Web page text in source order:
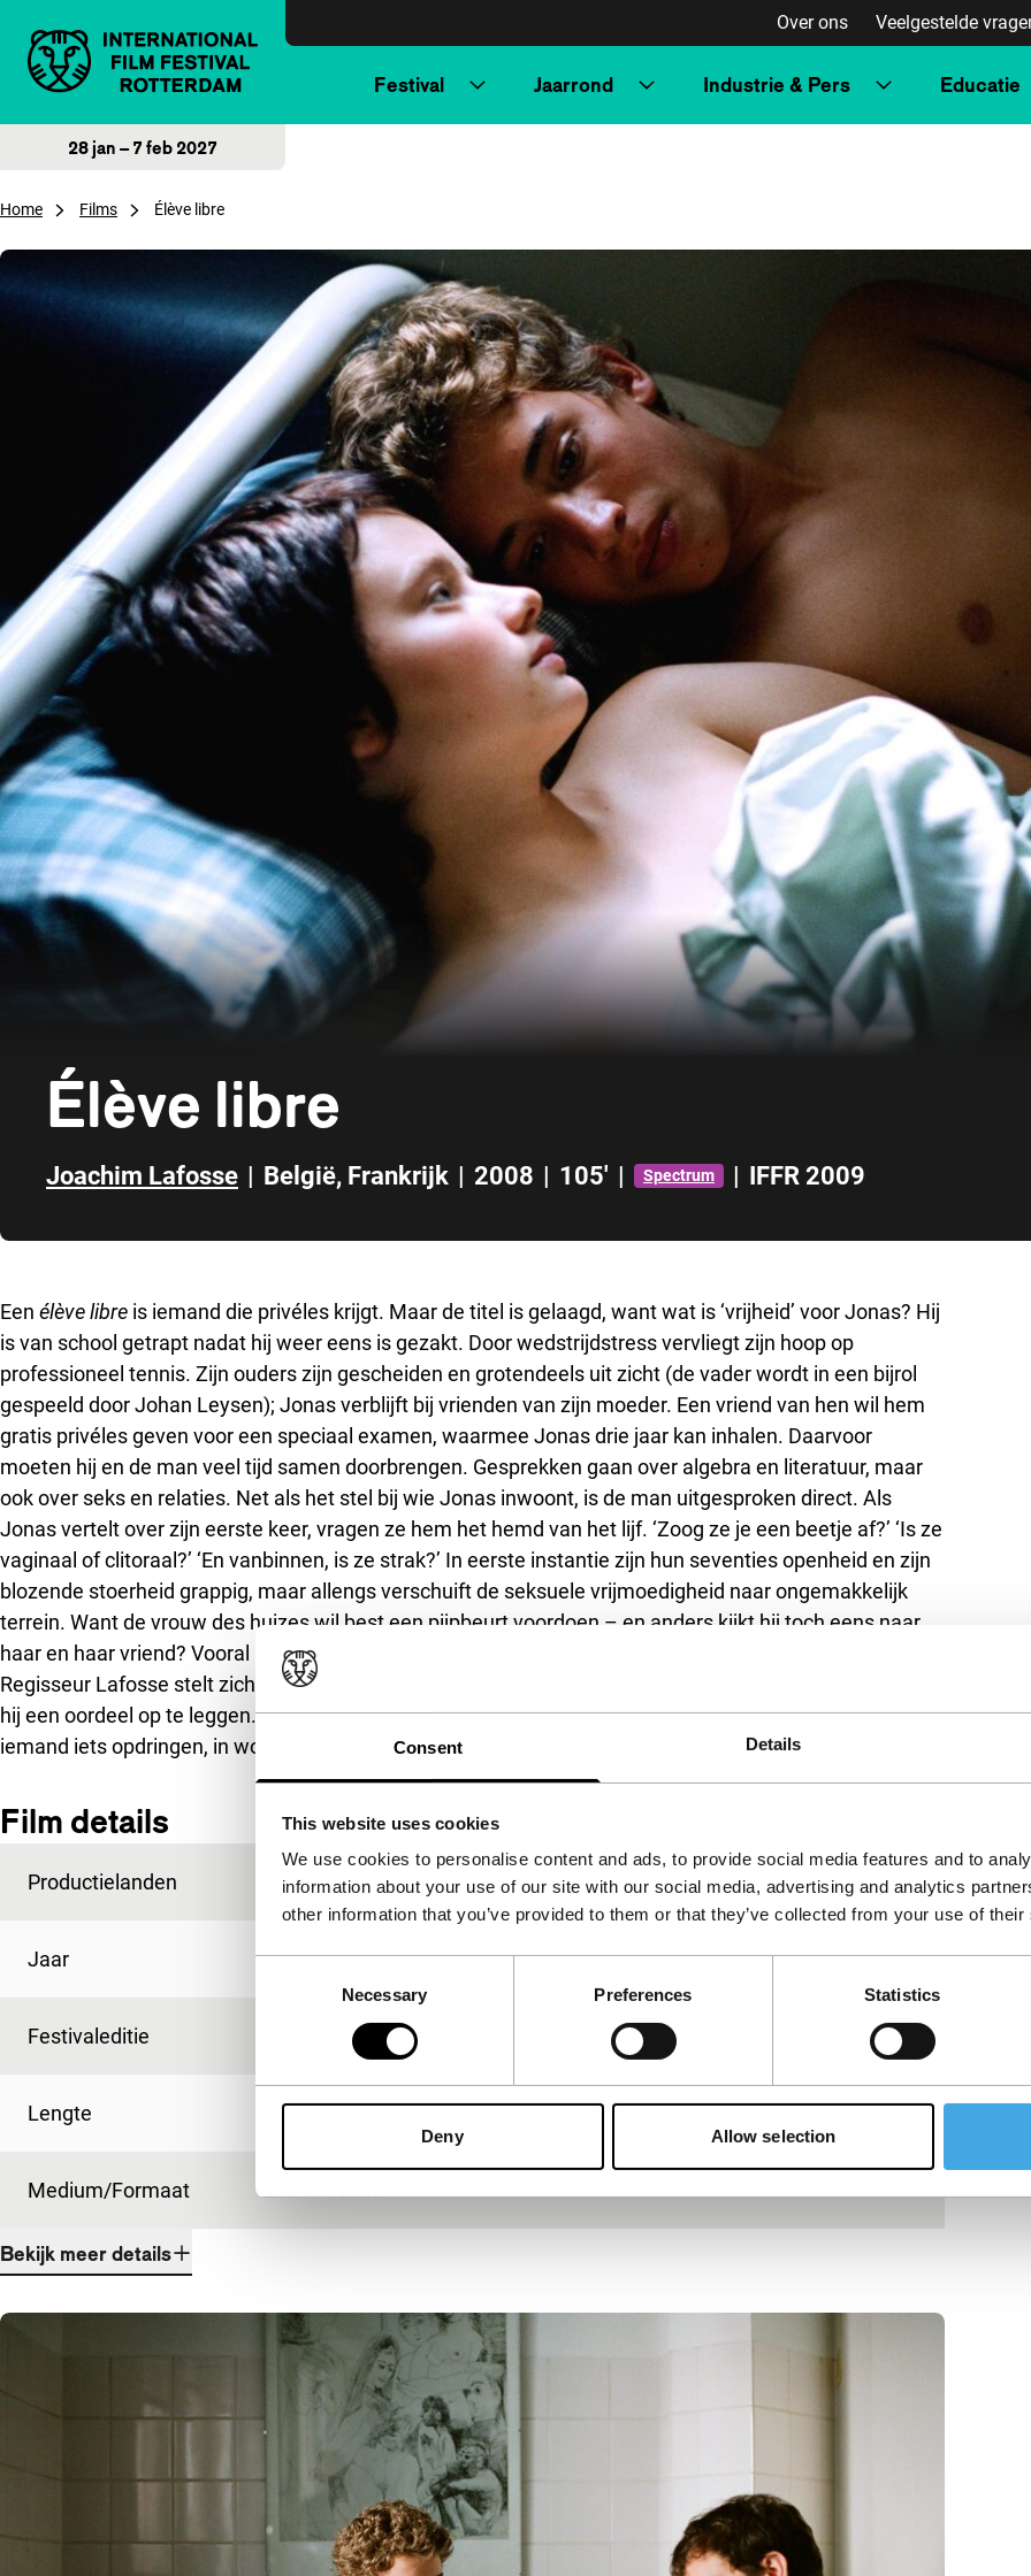
Consent Details
This website uses cookies
We use cookies to personalise content and ads, to provide social media features and to
information about your use of our site with our social media, advertising and analytics
other information that you’ve provided to them or that they’ve collected from your use of
Necessary Preferences Statistics
Deny Allow selection
Over ons Veelgestelde
Festival Jaarrond Industrie & Pers Educatie
28 jan – 7 feb 2027
Home Films Élève libre
Élève libre
Joachim Lafosse | België, Frankrijk | 2008 | 105' | Spectrum | IFFR 2009
Een élève libre is iemand die privéles krijgt. Maar de titel is gelaagd, want wat is ‘vrijheid’ voor Jonas? Hij
is van school getrapt nadat hij weer eens is gezakt. Door wedstrijdstress vervliegt zijn hoop op
professioneel tennis. Zijn ouders zijn gescheiden en grotendeels uit zicht (de vader wordt in een bijrol
gespeeld door Johan Leysen); Jonas verblijft bij vrienden van zijn moeder. Een vriend van hen wil hem
gratis privéles geven voor een speciaal examen, waarmee Jonas drie jaar kan inhalen. Daarvoor
moeten hij en de man veel tijd samen doorbrengen. Gesprekken gaan over algebra en literatuur, maar
ook over seks en relaties. Net als het stel bij wie Jonas inwoont, is de man uitgesproken direct. Als
Jonas vertelt over zijn eerste keer, vragen ze hem het hemd van het lijf. ‘Zoog ze je een beetje af?’ ‘Is ze
vaginaal of clitoraal?’ ‘En vanbinnen, is ze strak?’ In eerste instantie zijn hun seventies openheid en zijn
blozende stoerheid grappig, maar allengs verschuift de seksuele vrijmoedigheid naar ongemakkelijk
terrein. Want de vrouw des huizes wil best een pijpbeurt voordoen – en anders kijkt hij toch eens naar
haar en haar vriend? Vooral bij zijn tijdelijke privéleraar raakt Jonas verward.
Regisseur Lafosse stelt zich bescheiden op. Met weinig muziek en een registrerende camera vermijdt
hij een oordeel op te leggen. Zijn film stelt een vraag: waar ligt de grens tussen iemand iets leren en
iemand iets opdringen, in woord en daad?
Film details
Productielanden België,Frankrijk
Jaar 2008
Festivaleditie IFFR 2009
Lengte 105'
Medium/Formaat
Bekijk meer details